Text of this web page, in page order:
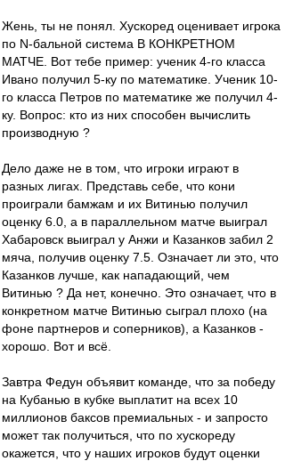
Жень, ты не понял. Хускоред оценивает игрока
по N-бальной система В КОНКРЕТНОМ
МАТЧЕ. Вот тебе пример: ученик 4-го класса
Ивано получил 5-ку по математике. Ученик 10-
го класса Петров по математике же получил 4-
ку. Вопрос: кто из них способен вычислить
производную ?
Дело даже не в том, что игроки играют в
разных лигах. Представь себе, что кони
проиграли бамжам и их Витинью получил
оценку 6.0, а в параллельном матче выиграл
Хабаровск выиграл у Анжи и Казанков забил 2
мяча, получив оценку 7.5. Означает ли это, что
Казанков лучше, как нападающий, чем
Витинью ? Да нет, конечно. Это означает, что в
конкретном матче Витинью сыграл плохо (на
фоне партнеров и соперников), а Казанков -
хорошо. Вот и всё.
Завтра Федун объявит команде, что за победу
на Кубанью в кубке выплатит на всех 10
миллионов баксов премиальных - и запросто
может так получиться, что по хускореду
окажется, что у наших игроков будут оценки